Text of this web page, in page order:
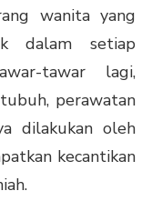
wanita yang
dalam setiap
tawar lagi,
perawatan
dilakukan oleh
kecantikan